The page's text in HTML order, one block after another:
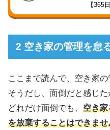
【365
空き家の管理を怠
ここまで読んで、空き家
そうだし、面倒だと感じた
どれだけ面倒でも、 空き
を放棄することはできませ